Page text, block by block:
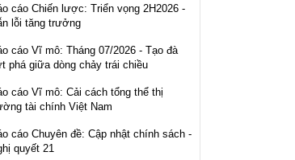
cáo Chiến lược: Triển vọng 2H2026 -
lỗi tăng trưởng
cáo Vĩ mô: Tháng 07/2026 - Tạo đà
phá giữa dòng chảy trái chiều
cáo Vĩ mô: Cải cách tổng thể thị
tài chính Việt Nam
cáo Chuyên đề: Cập nhật chính sách -
quyết 21